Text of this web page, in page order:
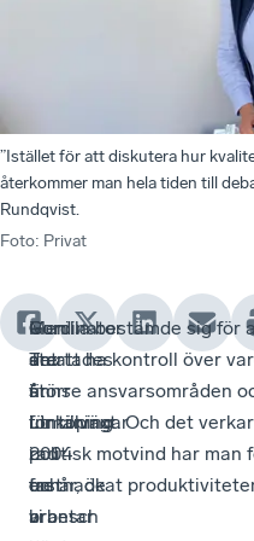
”Istället för att diskutera hur
återkommer man hela tiden till
Rundqvist.
Foto: Privat
Cordinator
startades
i
Linköping
2004
och
arbetar
Men
det
finns
utmaningar
i
en
bransch
–
Tre
år
i
rad
fastnade
vi
Gunilla bestämde sig för
än att ha kontroll över
större ansvarsområden
för tillväxt. Och det
politisk motvind har man
tre år, ökat